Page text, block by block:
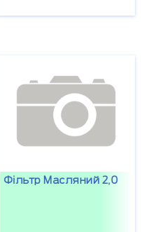
Фільтр Масляний 2,0